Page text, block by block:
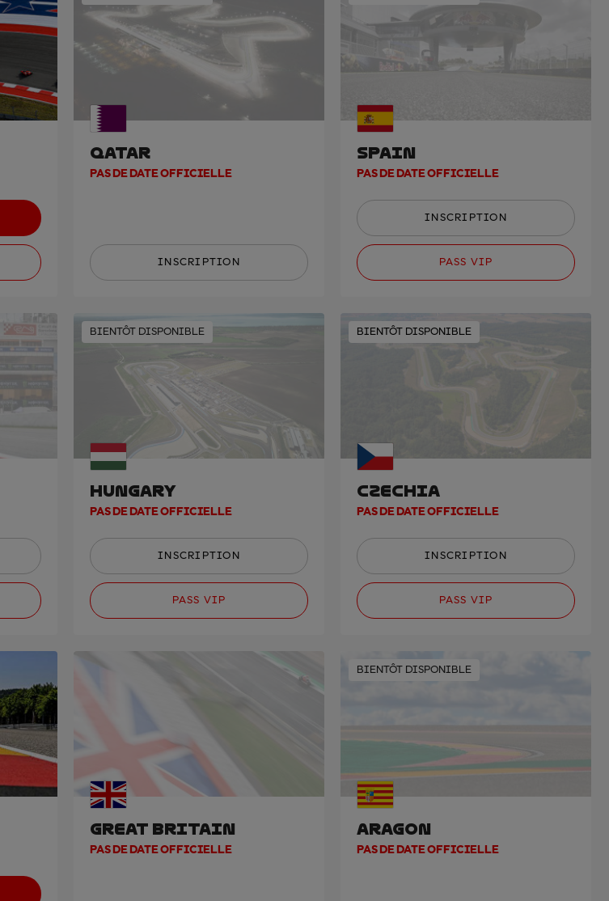
QATAR
PAS DE DATE OFFICIELLE
INSCRIPTION
SPAIN
PAS DE DATE OFFICIELLE
INSCRIPTION
PASS VIP
BIENTÔT DISPONIBLE
HUNGARY
PAS DE DATE OFFICIELLE
INSCRIPTION
PASS VIP
BIENTÔT DISPONIBLE
CZECHIA
PAS DE DATE OFFICIELLE
INSCRIPTION
PASS VIP
GREAT BRITAIN
PAS DE DATE OFFICIELLE
BIENTÔT DISPONIBLE
ARAGON
PAS DE DATE OFFICIELLE